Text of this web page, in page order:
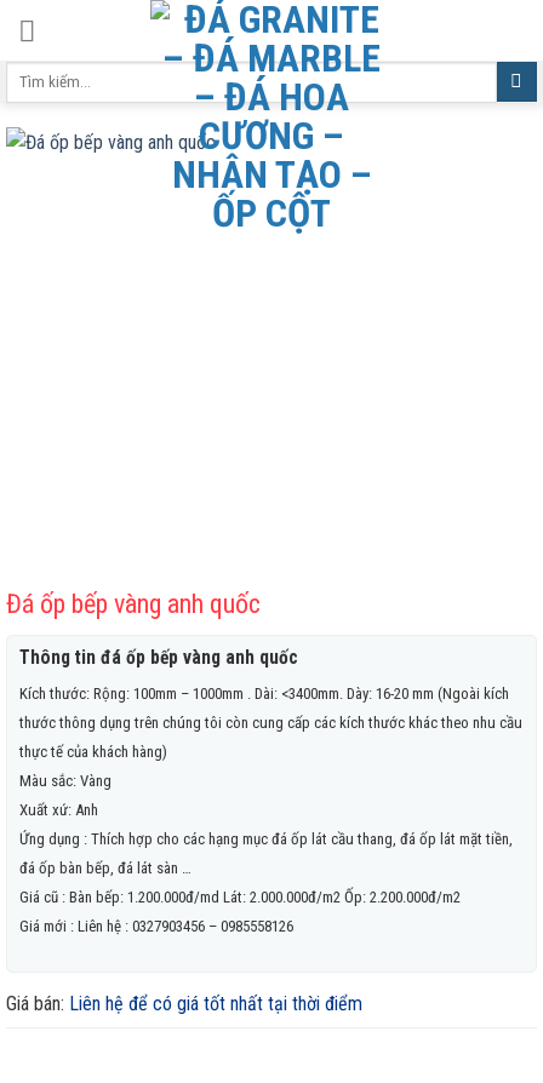
content
Đá ốp bếp vàng anh quốc
Thông tin đá ốp bếp vàng anh quốc
Kích thước: Rộng: 100mm – 1000mm . Dài: <3400mm. Dày: 16-20 mm (Ngoài kích
thước thông dụng trên chúng tôi còn cung cấp các kích thước khác theo nhu cầu
thực tế của khách hàng)
Màu sắc: Vàng
Xuất xứ: Anh
Ứng dụng : Thích hợp cho các hạng mục đá ốp lát cầu thang, đá ốp lát mặt tiền,
đá ốp bàn bếp, đá lát sàn …
Giá cũ : Bàn bếp: 1.200.000đ/md Lát: 2.000.000đ/m2 Ốp: 2.200.000đ/m2
Giá mới : Liên hệ : 0327903456 – 0985558126
Giá bán: Liên hệ để có giá tốt nhất tại thời điểm